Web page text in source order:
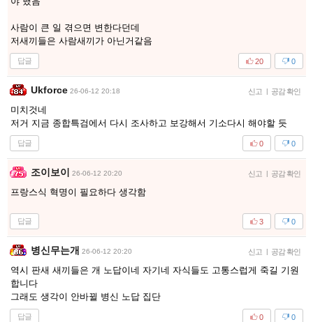
사람이 큰 일 겪으면 변한다던데
저새끼들은 사람새끼가 아닌거같음
답글 0
20
Ukforce 26-06-12 20:18 신고 | 공감 확인
미치것네
저거 지금 종합특검에서 다시 조사하고 보강해서 기소다시 해야할 듯
답글 0
0
조이보이 26-06-12 20:20 신고 | 공감 확인
프랑스식 혁명이 필요하다 생각함
답글 0
3
병신무는개 26-06-12 20:20 신고 | 공감 확인
역시 판새 새끼들은 개 노답이네 자기네 자식들도 고통스럽게 죽길 기원
합니다
그래도 생각이 안바뀔 병신 노답 집단
답글 0
0